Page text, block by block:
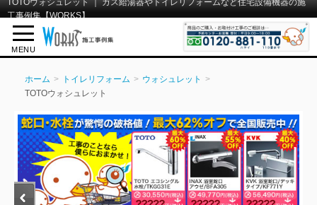
TOTOウォシュレット ｜ ガス給湯器やトイレリフォームなど住宅設備機器の施
工事例集【WORKS】
MENU
ホーム トイレリフォーム
ウォシュレット
TOTOウォシュレット